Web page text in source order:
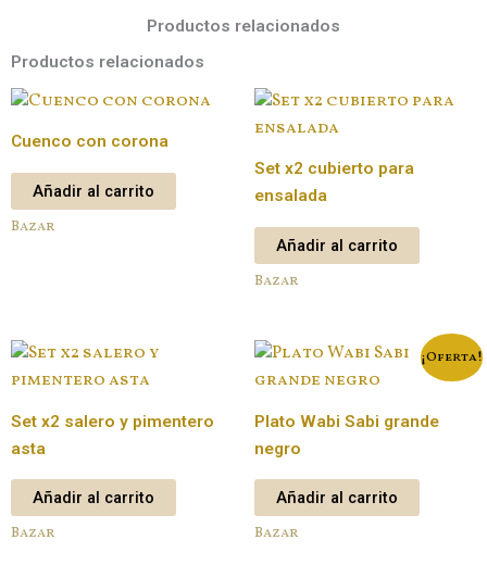
Productos relacionados
Productos relacionados
Cuenco con corona
Añadir al carrito
Bazar
Set x2 cubierto para
ensalada
Añadir al carrito
Bazar
Set x2 salero y pimentero
asta
Añadir al carrito
Bazar
¡Oferta!
Plato Wabi Sabi grande
negro
Añadir al carrito
Bazar